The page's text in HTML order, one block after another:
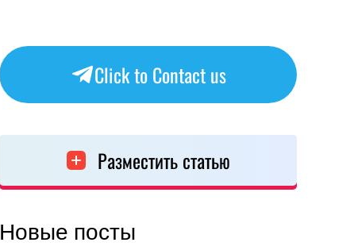
Click to Contact us
Разместить статью
Новые посты